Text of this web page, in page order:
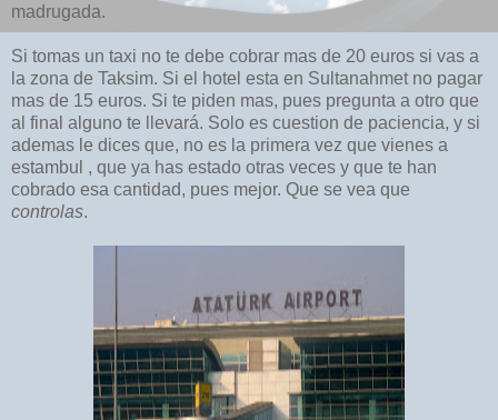
madrugada.
Si tomas un taxi no te debe cobrar mas de 20 euros si vas a
la zona de Taksim. Si el hotel esta en Sultanahmet no pagar
mas de 15 euros. Si te piden mas, pues pregunta a otro que
al final alguno te llevará. Solo es cuestion de paciencia, y si
ademas le dices que, no es la primera vez que vienes a
estambul , que ya has estado otras veces y que te han
cobrado esa cantidad, pues mejor. Que se vea que
controlas.